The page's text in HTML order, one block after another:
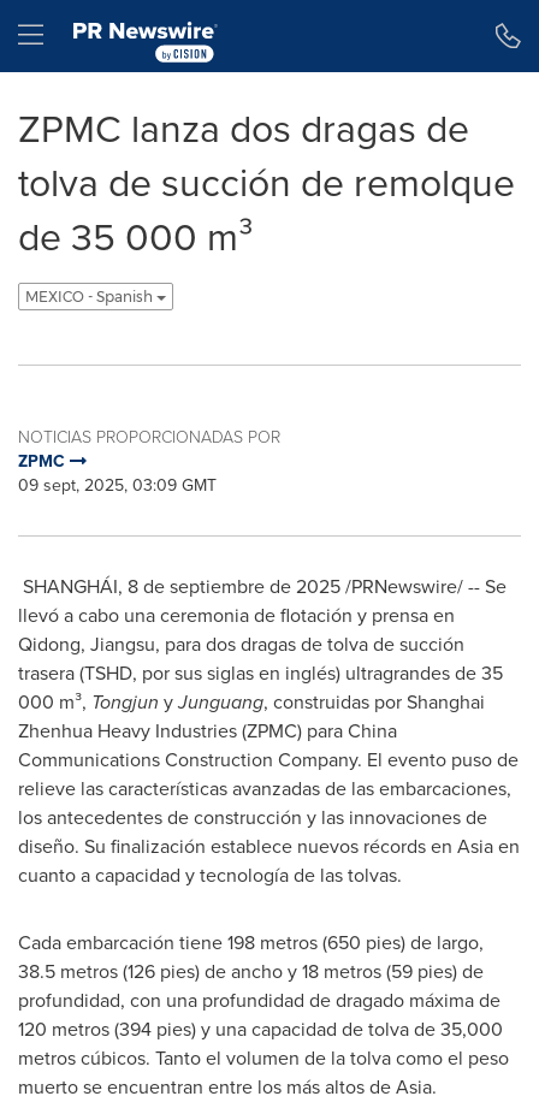
Hamburger menu
ZPMC lanza dos dragas de
tolva de succión de remolque
de 35 000 m³
MEXICO - Spanish
NOTICIAS PROPORCIONADAS POR
ZPMC
09 sept, 2025, 03:09 GMT
SHANGHÁI, 8 de septiembre de 2025/PRNewswire/ -- Se
llevó a cabo una ceremonia de flotación y prensa en
Qidong, Jiangsu, para dos dragas de tolva de succión
trasera (TSHD, por sus siglas en inglés) ultragrandes de 35
000 m³, Tongjun yJunguang, construidas por Shanghai
Zhenhua Heavy Industries (ZPMC) para China
Communications Construction Company. El evento puso de
relieve las características avanzadas de las embarcaciones,
los antecedentes de construcción y las innovaciones de
diseño. Su finalización establece nuevos récords en Asiaen
cuanto a capacidad y tecnología de las tolvas.
Cada embarcación tiene 198 metros (650 pies) de largo,
38.5 metros (126 pies) de ancho y 18 metros (59 pies) de
profundidad, con una profundidad de dragado máxima de
120 metros (394 pies) y una capacidad de tolva de 35,000
metros cúbicos. Tanto el volumen de la tolva como el peso
muerto se encuentran entre los más altos deAsia.